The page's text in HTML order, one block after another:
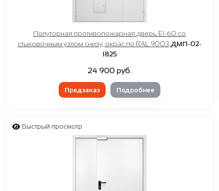
Полуторная противопожарная дверь EI-60 со
стыковочным узлом снизу, окрас по RAL 9003 ДМП-02-
1825
24 900 руб.
Предзаказ Подробнее
Быстрый просмотр